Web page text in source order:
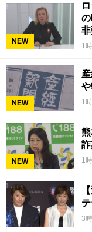
NEW
1
NEW 1
NEW 1
3